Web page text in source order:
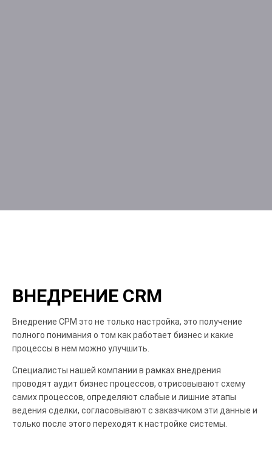
ВНЕДРЕНИЕ CRM
Внедрение СРМ это не только настройка, это получение
полного понимания о том как работает бизнес и какие
процессы в нем можно улучшить.
Специалисты нашей компании в рамках внедрения
проводят аудит бизнес процессов, отрисовывают схему
самих процессов, определяют слабые и лишние этапы
ведения сделки, согласовывают с заказчиком эти данные и
только после этого переходят к настройке системы.